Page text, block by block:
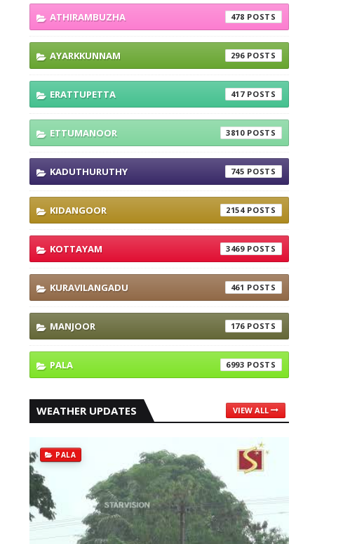
ATHIRAMBUZHA 478
AYARKKUNNAM 296
ERATTUPETTA 417
ETTUMANOOR 3810
KADUTHURUTHY 745
KIDANGOOR 2154
KOTTAYAM 3469
KURAVILANGADU 461
MANJOOR 176
PALA 6993
WEATHER UPDATES VIEW ALL
PALA